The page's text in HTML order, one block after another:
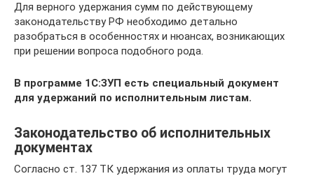
Для верного удержания сумм по действующему
законодательству РФ необходимо детально
разобраться в особенностях и нюансах, возникающих
при решении вопроса подобного рода.
В программе 1С:ЗУП есть специальный документ
для удержаний по исполнительным листам.
Законодательство об исполнительных
документах
Согласно ст. 137 ТК удержания из оплаты труда могут